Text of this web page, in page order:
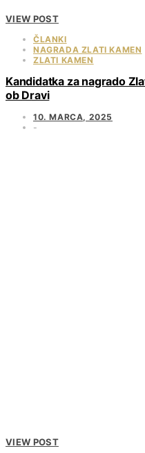
VIEW POST
ČLANKI
NAGRADA ZLATI KAMEN
ZLATI KAMEN
Kandidatka za nagrado
ob Dravi
10. MARCA, 2025
VIEW POST